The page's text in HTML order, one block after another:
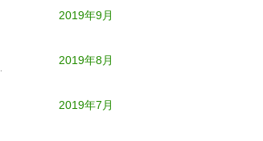
2019年9月
2019年8月
2019年7月